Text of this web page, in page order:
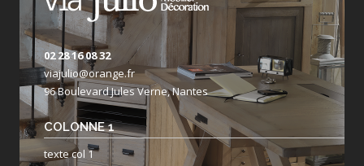
02 28 16 08 32
viajulio@orange.fr
96 Boulevard Jules Verne, Nantes
COLONNE 1
texte col 1